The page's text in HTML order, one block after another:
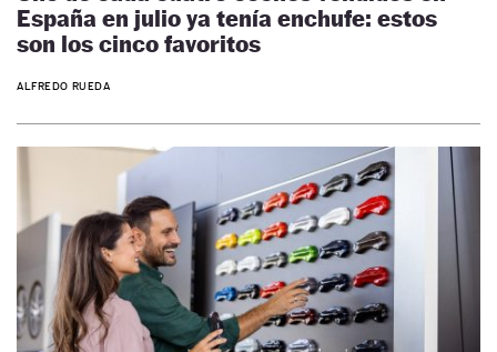
España en julio ya tenía enchufe: estos
son los cinco favoritos
ALFREDO RUEDA